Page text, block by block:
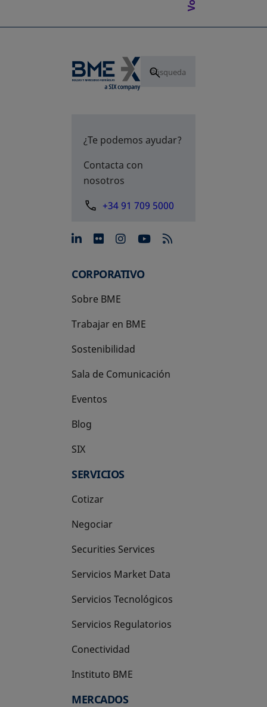
¿Te podemos ayudar?
Contacta con
nosotros
+34 91 709 5000
se abre en una pestaña
se abre en una pestaña
se abre en una
se abre en una
CORPORATIVO
Sobre BME
Trabajar en BME
Sostenibilidad
Sala de Comunicación
Eventos
Blog
SIX
se abre en una pestaña nueva
SERVICIOS
Cotizar
Negociar
Securities Services
Servicios Market Data
Servicios Tecnológicos
Servicios Regulatorios
Conectividad
Instituto BME
se abre en una pestaña nueva
MERCADOS